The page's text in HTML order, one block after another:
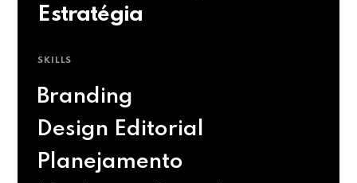
Estratégia
SKILLS
Branding
Design Editorial
Planejamento